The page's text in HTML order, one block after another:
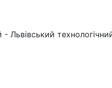
Львівський